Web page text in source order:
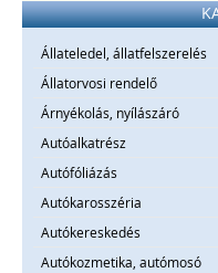
Állateledel, állatfelszerelés
Állatorvosi rendelő
Árnyékolás, nyílászáró
Autóalkatrész
Autófóliázás
Autókarosszéria
Autókereskedés
Autókozmetika, autómosó